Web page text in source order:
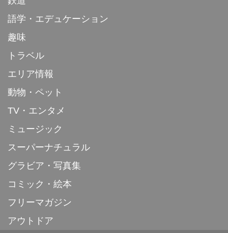
語学・エデュケーション
趣味
トラベル
エリア情報
動物・ペット
TV・エンタメ
ミュージック
スーパーナチュラル
グラビア・写真集
コミック・絵本
フリーマガジン
アウトドア